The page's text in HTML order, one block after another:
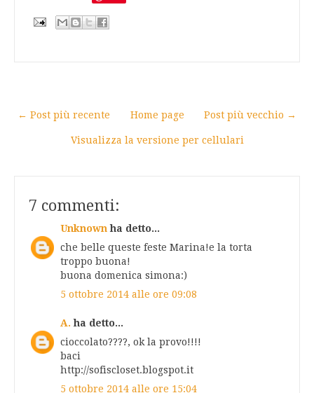
← Post più recente Post più vecchio →
Home page
Visualizza la versione per cellulari
7 commenti:
Unknown ha detto...
che belle queste feste Marina!e la torta
troppo buona!
buona domenica simona:)
5 ottobre 2014 alle ore 09:08
A. ha detto...
cioccolato????, ok la provo!!!!
baci
http://sofiscloset.blogspot.it
5 ottobre 2014 alle ore 15:04